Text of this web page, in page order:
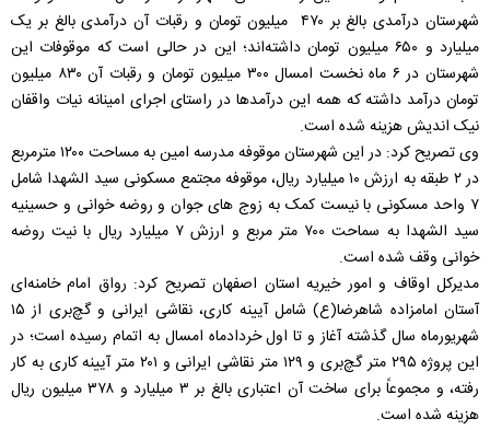
شهرستان درآمدی بالغ بر ۴۷۰ میلیون تومان و رقبات آن درآمدی بالغ بر یک
میلیارد و ۶۵۰ میلیون تومان داشته‌اند؛ این در حالی است که موقوفات این
شهرستان در ۶ ماه نخست امسال ۳۰۰ میلیون تومان و رقبات آن ۸۳۰ میلیون
تومان درآمد داشته که همه این درآمدها در راستای اجرای امینانه نیات واقفان
نیک اندیش هزینه شده است.
وی تصریح کرد: در این شهرستان موقوفه مدرسه امین به مساحت ۱۲۰۰ مترمربع
در ۲ طبقه به ارزش ۱۰ میلیارد ریال، موقوفه مجتمع مسکونی سید الشهدا شامل
۷ واحد مسکونی با نیست کمک به زوج های جوان و روضه خوانی و حسینیه
سید الشهدا به سماحت ۷۰۰ متر مربع و ارزش ۷ میلیارد ریال با نیت روضه
خوانی وقف شده است.
مدیرکل اوقاف و امور خیریه استان اصفهان تصریح کرد: رواق امام خامنه‌ای
آستان امامزاده شاهرضا(ع) شامل آیینه کاری، نقاشی ایرانی و گچ‌بری از ۱۵
شهریورماه سال گذشته آغاز و تا اول خردادماه امسال به اتمام رسیده است؛ در
این پروژه ۲۹۵ متر گچ‌بری و ۱۲۹ متر نقاشی ایرانی و ۲۰۱ متر آیینه کاری به کار
رفته، و مجموعاً برای ساخت آن اعتباری بالغ بر ۳ میلیارد و ۳۷۸ میلیون ریال
هزینه شده است.